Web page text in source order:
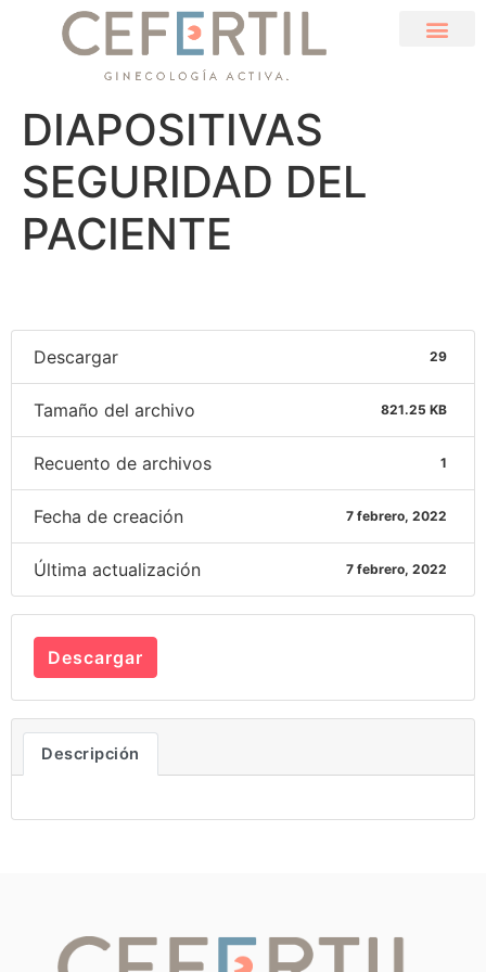
DIAPOSITIVAS
SEGURIDAD DEL
PACIENTE
Descargar 29
Tamaño del archivo 821.25 KB
Recuento de archivos 1
Fecha de creación 7 febrero, 2022
Última actualización 7 febrero, 2022
Descargar
Descripción